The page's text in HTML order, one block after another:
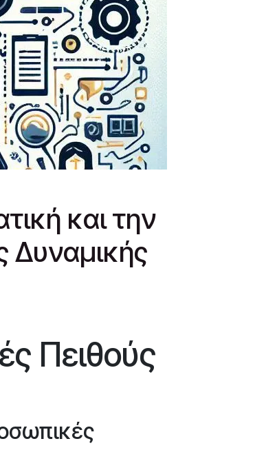
και την
Δυναμικής
Πειθούς